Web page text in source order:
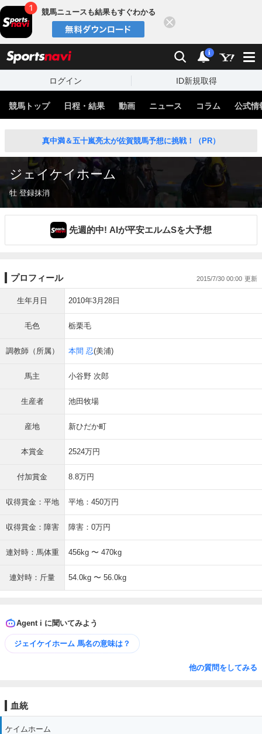
競馬ニュースも結果もすぐわかる
検索 通知
i
ログイン ID新規取得
競馬トップ 日程・結果 動画 ニュース コラム 公式情
真中満＆五十嵐亮太が佐賀競馬予想に挑戦！（PR）
ジェイケイホーム
牡 登録抹消
先週的中! AIが平安エルムSを大予想
プロフィール 2015/7/30 00:00
生年月日 2010年3月28日
毛色 栃栗毛
調教師（所属） 本間 忍(美浦)
馬主 小谷野 次郎
生産者 池田牧場
産地 新ひだか町
本賞金 2524万円
付加賞金 8.8万円
収得賞金：平地 平地：450万円
収得賞金：障害 障害：0万円
連対時：馬体重 456kg 〜 470kg
連対時：斤量 54.0kg 〜 56.0kg
Agent i に聞いてみよう
ジェイケイホーム 馬名の意味は？
他の質問をしてみる
血統
ケイムホーム